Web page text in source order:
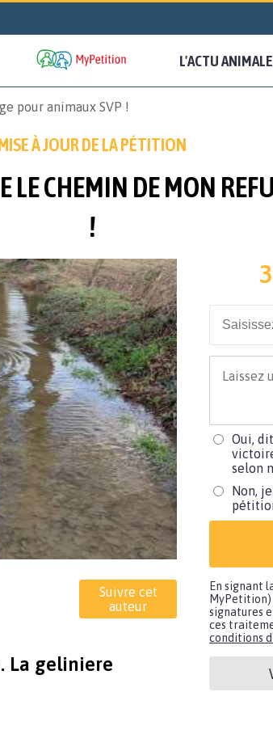
L'ACTU ANIMALE
pour animaux SVP !
À JOUR DE LA PÉTITION
LE CHEMIN DE MON
!
Suivre cet
auteur
La geliniere
Oui,
selon
Non,
En signant
MyPetition)
signatures
ces
conditions